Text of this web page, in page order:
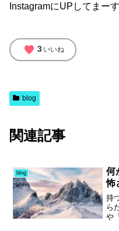
InstagramにUPしてまーす
favorite 3 いいね
blog
関連記事
blog
何
怖
持
ら
や